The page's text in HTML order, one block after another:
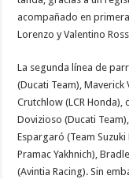
acompañado en
Lorenzo y Valentino
La segunda línea de
(Ducati Team), Maverick
Crutchlow (LCR
Dovizioso (Ducati
Espargaró (Team
Pramac Yakhnich),
(Avintia Racing). Sin